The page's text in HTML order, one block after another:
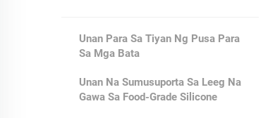
Unan Para Sa Tiyan Ng Pusa Para
Sa Mga Bata
Unan Na Sumusuporta Sa Leeg Na
Gawa Sa Food-Grade Silicone